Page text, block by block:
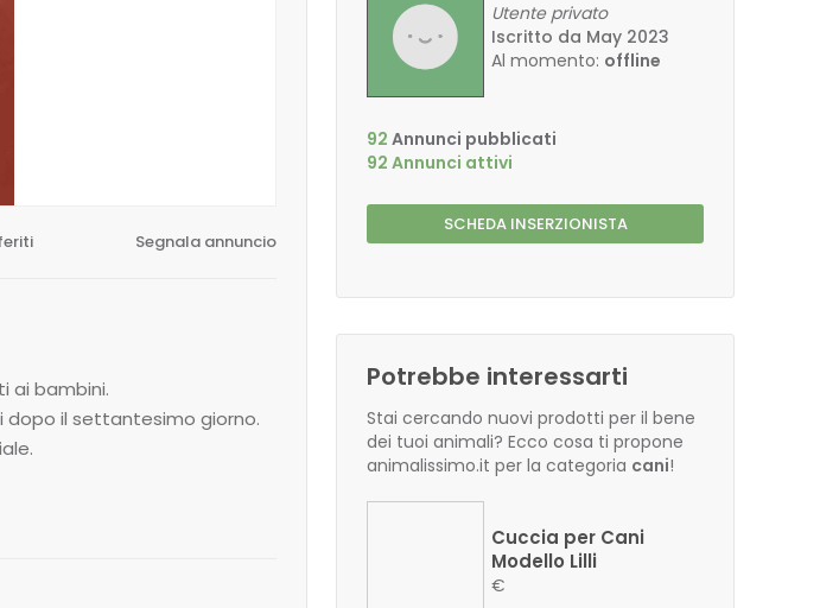
Segnala annuncio
ai bambini.
dopo il settantesimo giorno.
Utente privato
Iscritto da May 2023
Al momento: offline
92 Annunci pubblicati
92 Annunci attivi
SCHEDA INSERZIONISTA
Potrebbe interessarti
Stai cercando nuovi prodotti per il bene
dei tuoi animali? Ecco cosa ti propone
animalissimo.it per la categoria cani!
Cuccia per Cani
Modello Lilli
€